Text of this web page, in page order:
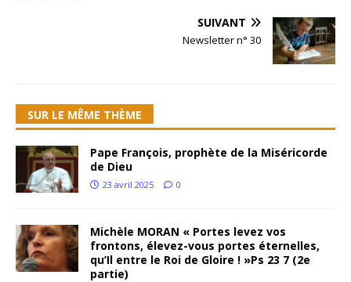
SUIVANT
Newsletter n° 30
SUR LE MÊME THÈME
Pape François, prophète de la Miséricorde
de Dieu
23 avril 2025 0
Michèle MORAN « Portes levez vos
frontons, élevez-vous portes éternelles,
qu’Il entre le Roi de Gloire ! »Ps 23 7 (2e
partie)